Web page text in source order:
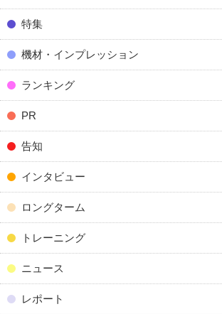
特集
機材・インプレッション
ランキング
PR
告知
インタビュー
ロングターム
トレーニング
ニュース
レポート